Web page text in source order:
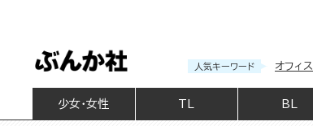
人気キーワード オフィス
少女・女性 BL